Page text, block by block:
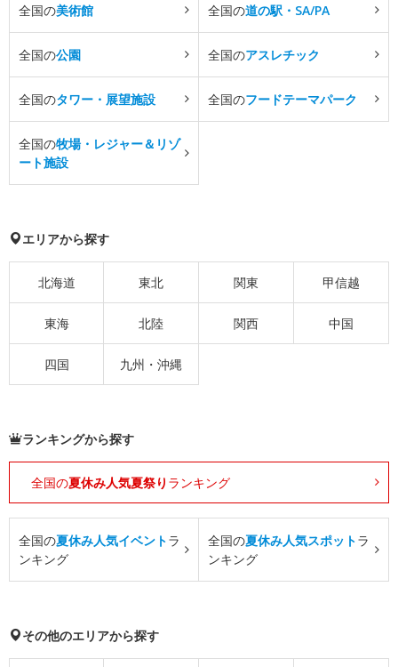
全国の美術館 全国の道の駅・SA/PA
全国の公園 全国のアスレチック
全国のタワー・展望施設 全国のフードテーマパーク
全国の牧場・レジャー＆リゾ
ート施設
エリアから探す
北海道 東北 関東 甲信越
東海 北陸 関西 中国
四国 九州・沖縄
ランキングから探す
全国の夏休み人気夏祭り ランキング
全国の夏休み人気イベントラ
ンキング
全国の夏休み人気スポットラ
ンキング
その他のエリアから探す